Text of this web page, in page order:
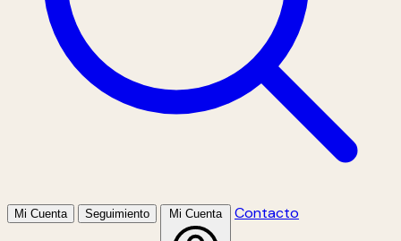
Mi Cuenta Seguimiento Mi Cuenta Contacto